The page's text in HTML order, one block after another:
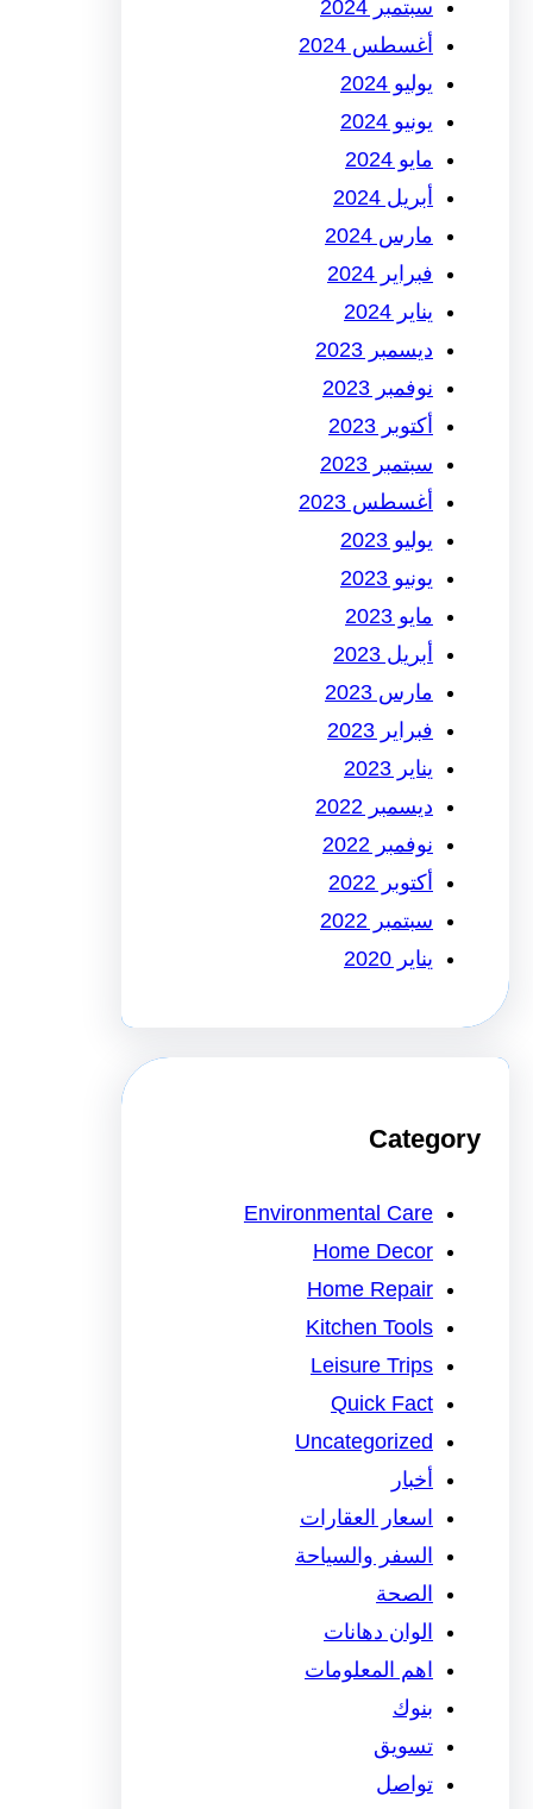
سبتمبر 2024
أغسطس 2024
يوليو 2024
يونيو 2024
مايو 2024
أبريل 2024
مارس 2024
فبراير 2024
يناير 2024
ديسمبر 2023
نوفمبر 2023
أكتوبر 2023
سبتمبر 2023
أغسطس 2023
يوليو 2023
يونيو 2023
مايو 2023
أبريل 2023
مارس 2023
فبراير 2023
يناير 2023
ديسمبر 2022
نوفمبر 2022
أكتوبر 2022
سبتمبر 2022
يناير 2020
Category
Environmental Care
Home Decor
Home Repair
Kitchen Tools
Leisure Trips
Quick Fact
Uncategorized
أخبار
اسعار العقارات
السفر والسياحة
الصحة
الوان دهانات
اهم المعلومات
بنوك
تسويق
تواصل